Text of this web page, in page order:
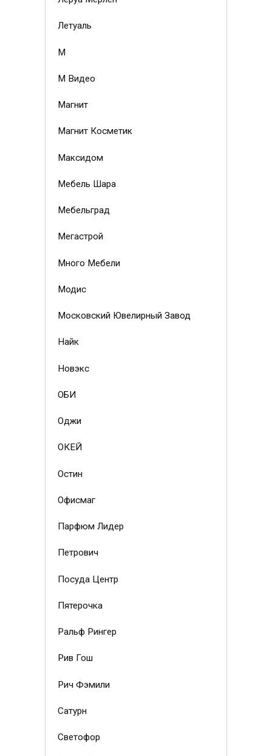
Летуаль
М
М Видео
Магнит
Магнит Косметик
Максидом
Мебель Шара
Мебельград
Мегастрой
Много Мебели
Модис
Московский Ювелирный Завод
Найк
Новэкс
ОБИ
Оджи
ОКЕЙ
Остин
Офисмаг
Парфюм Лидер
Петрович
Посуда Центр
Пятерочка
Ральф Рингер
Рив Гош
Рич Фэмили
Сатурн
Светофор